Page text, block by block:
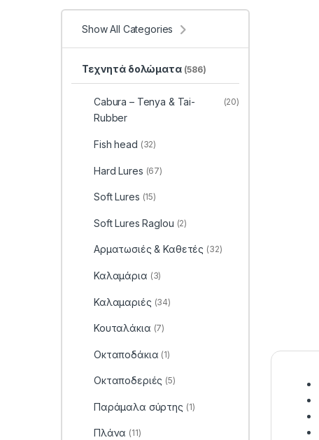
Show All Categories
Τεχνητά δολώματα (586)
Cabura – Tenya & Tai-
Rubber
(20)
Fish head (32)
Hard Lures (67)
Soft Lures (15)
Soft Lures Raglou (2)
Αρματωσιές & Καθετές (32)
Καλαμάρια (3)
Καλαμαριές (34)
Κουταλάκια (7)
Οκταποδάκια (1)
Οκταποδεριές (5)
Παράμαλα σύρτης (1)
Πλάνα (11)